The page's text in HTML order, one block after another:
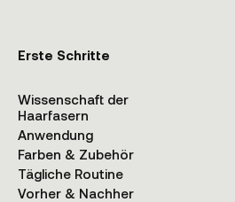
Erste Schritte
Wissenschaft der
Haarfasern
Anwendung
Farben & Zubehör
Tägliche Routine
Vorher & Nachher